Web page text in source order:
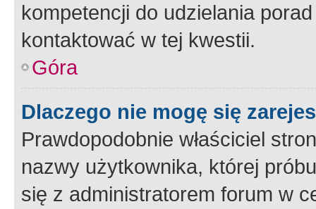
kompetencji do udzielania
kontaktować w tej kwestii.
Góra
Dlaczego nie mogę się
Prawdopodobnie właściciel
nazwy użytkownika, której
się z administratorem forum w